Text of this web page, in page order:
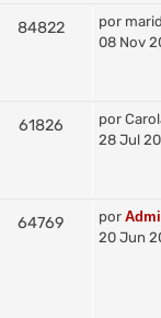
84822 por
08 Nov
61826 por
28 Jul
64769 por
20 Jun